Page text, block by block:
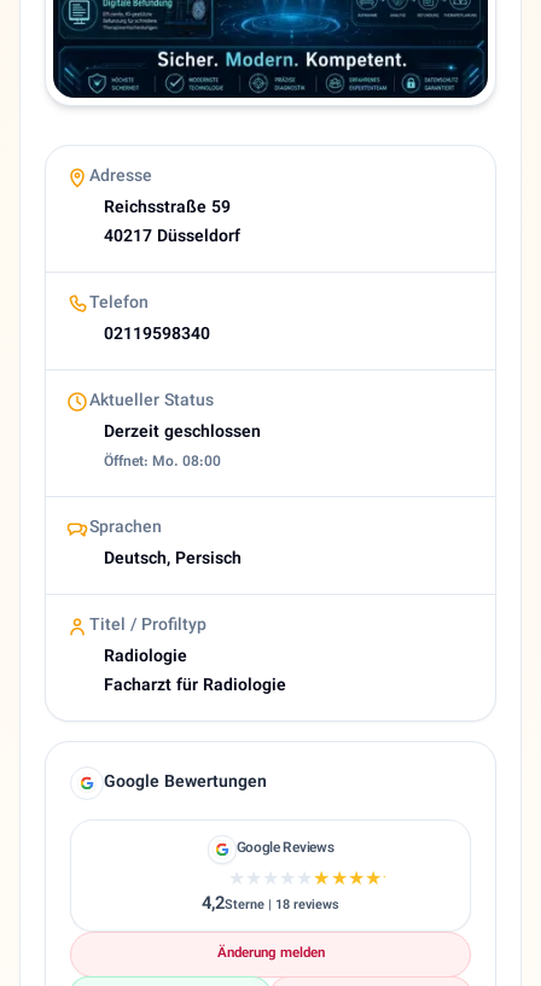
Deutsch, Persisch
Zahlung
Debit card
Kranken Kasse
Bargeld
Website
https://www.radiologie-am-kaiserteich.de
4,2 (18 Google reviews)
Heutige Öffnungszeiten
Geschlossen
About Khosrow Dabir
Radiologe in Düsseldorf | Dr. Khosrow Dabir
Adresse
Reichsstraße 59
40217 Düsseldorf
Telefon
02119598340
Aktueller Status
Derzeit geschlossen
Öffnet: Mo. 08:00
Sprachen
Deutsch, Persisch
Titel / Profiltyp
Radiologie
Facharzt für Radiologie
Google Bewertungen
Google Reviews
★★★★★★★★★★
4,2Sterne | 18 reviews
Änderung melden